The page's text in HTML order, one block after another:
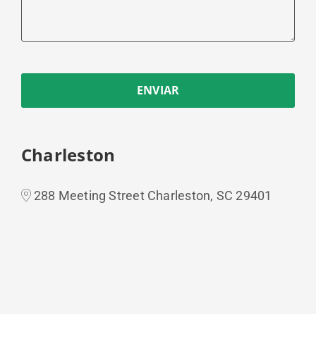
ENVIAR
Charleston
288 Meeting Street Charleston, SC 29401